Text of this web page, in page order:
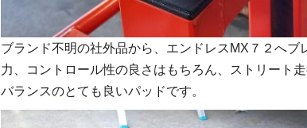
ブランド不明の社外品から、エンドレスMX７２へ
力、コントロール性の良さはもちろん、ストリート
バランスのとても良いパッドです。